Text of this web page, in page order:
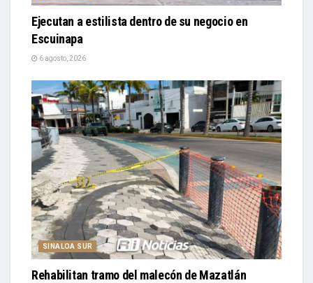
Ejecutan a estilista dentro de su negocio en
Escuinapa
6 agosto, 2026
SINALOA SUR
Rehabilitan tramo del malecón de Mazatlán